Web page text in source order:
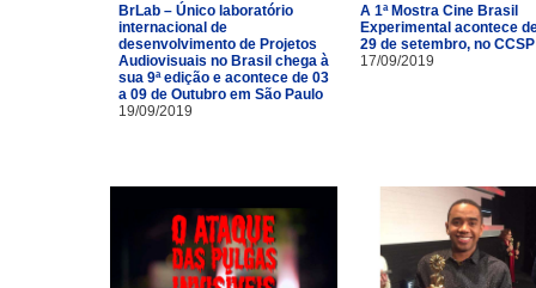
BrLab – Único laboratório
internacional de
desenvolvimento de Projetos
Audiovisuais no Brasil chega à
sua 9ª edição e acontece de 03
a 09 de Outubro em São Paulo
19/09/2019
A 1ª Mostra Cine Brasil
Experimental acontece
29 de setembro, no CCSP
17/09/2019